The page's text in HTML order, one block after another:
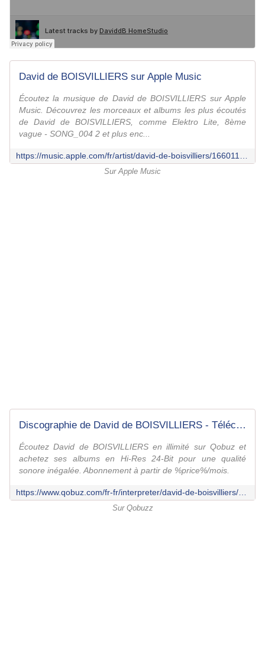
David de BOISVILLIERS sur Apple Music
Écoutez la musique de David de BOISVILLIERS sur Apple
Music. Découvrez les morceaux et albums les plus écoutés
de David de BOISVILLIERS, comme Elektro Lite, 8ème
vague - SONG_004 2 et plus enc...
Sur Apple Music
Discographie de David de BOISVILLIERS - Téléchargez des albums en Hi-Res - Qobuz
Écoutez David de BOISVILLIERS en illimité sur Qobuz et
achetez ses albums en Hi-Res 24-Bit pour une qualité
sonore inégalée. Abonnement à partir de %price%/mois.
Sur Qobuzz